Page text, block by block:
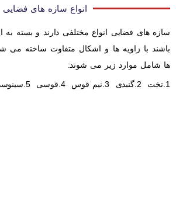
انواع سازه های فضایی
سازه های فضایی انواع مختلفی دارند و بسته به
باشند با زاویه ها و اشکال متفاوت ساخته می
ها شامل موارد زیر می شوند:
1.تخت 2.گنبدی 3.نیم قوس 4.قوسی 5.سینوسی 6.هرمی